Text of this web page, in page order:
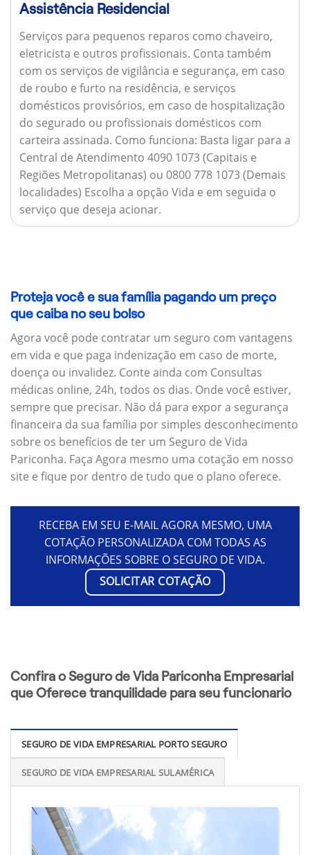
Assistência Residencial
Serviços para pequenos reparos como chaveiro,
eletricista e outros profissionais. Conta também
com os serviços de vigilância e segurança, em caso
de roubo e furto na residência, e serviços
domésticos provisórios, em caso de hospitalização
do segurado ou profissionais domésticos com
carteira assinada. Como funciona: Basta ligar para a
Central de Atendimento 4090 1073 (Capitais e
Regiões Metropolitanas) ou 0800 778 1073 (Demais
localidades) Escolha a opção Vida e em seguida o
serviço que deseja acionar.
Proteja você e sua família pagando um preço
que caiba no seu bolso
Agora você pode contratar um seguro com vantagens
em vida e que paga indenização em caso de morte,
doença ou invalidez. Conte ainda com Consultas
médicas online, 24h, todos os dias. Onde você estiver,
sempre que precisar. Não dá para expor a segurança
financeira da sua família por simples desconhecimento
sobre os benefícios de ter um Seguro de Vida
Pariconha. Faça Agora mesmo uma cotação em nosso
site e fique por dentro de tudo que o plano oferece.
RECEBA EM SEU E-MAIL AGORA MESMO, UMA
COTAÇÃO PERSONALIZADA COM TODAS AS
INFORMAÇÕES SOBRE O SEGURO DE VIDA.
SOLICITAR COTAÇÃO
Confira o Seguro de Vida Pariconha Empresarial
que Oferece tranquilidade para seu funcionario
SEGURO DE VIDA EMPRESARIAL PORTO SEGURO
SEGURO DE VIDA EMPRESARIAL SULAMÉRICA